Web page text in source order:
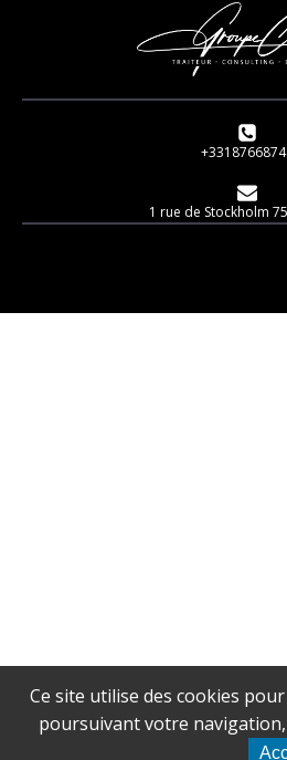
1 rue de Stockholm
Ce site utilise des cookies
poursuivant votre